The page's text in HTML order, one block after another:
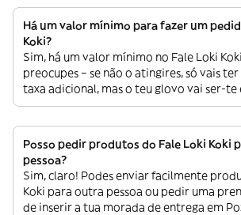
Há um valor mínimo para fazer um
Koki?
Sim, há um valor mínimo no Fale Loki
preocupes – se não o atingires, só vais
taxa adicional, mas o teu glovo vai ser-te
Posso pedir produtos do Fale Loki Koki
pessoa?
Sim, claro! Podes enviar facilmente
Koki para outra pessoa ou pedir uma
de inserir a tua morada de entrega em